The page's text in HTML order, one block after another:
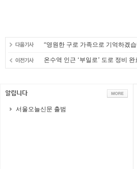
“영원한 구로 가족으로 기억하겠
온수역 인근 ‘부일로’ 도로 정비 완
서울오늘신문 출범